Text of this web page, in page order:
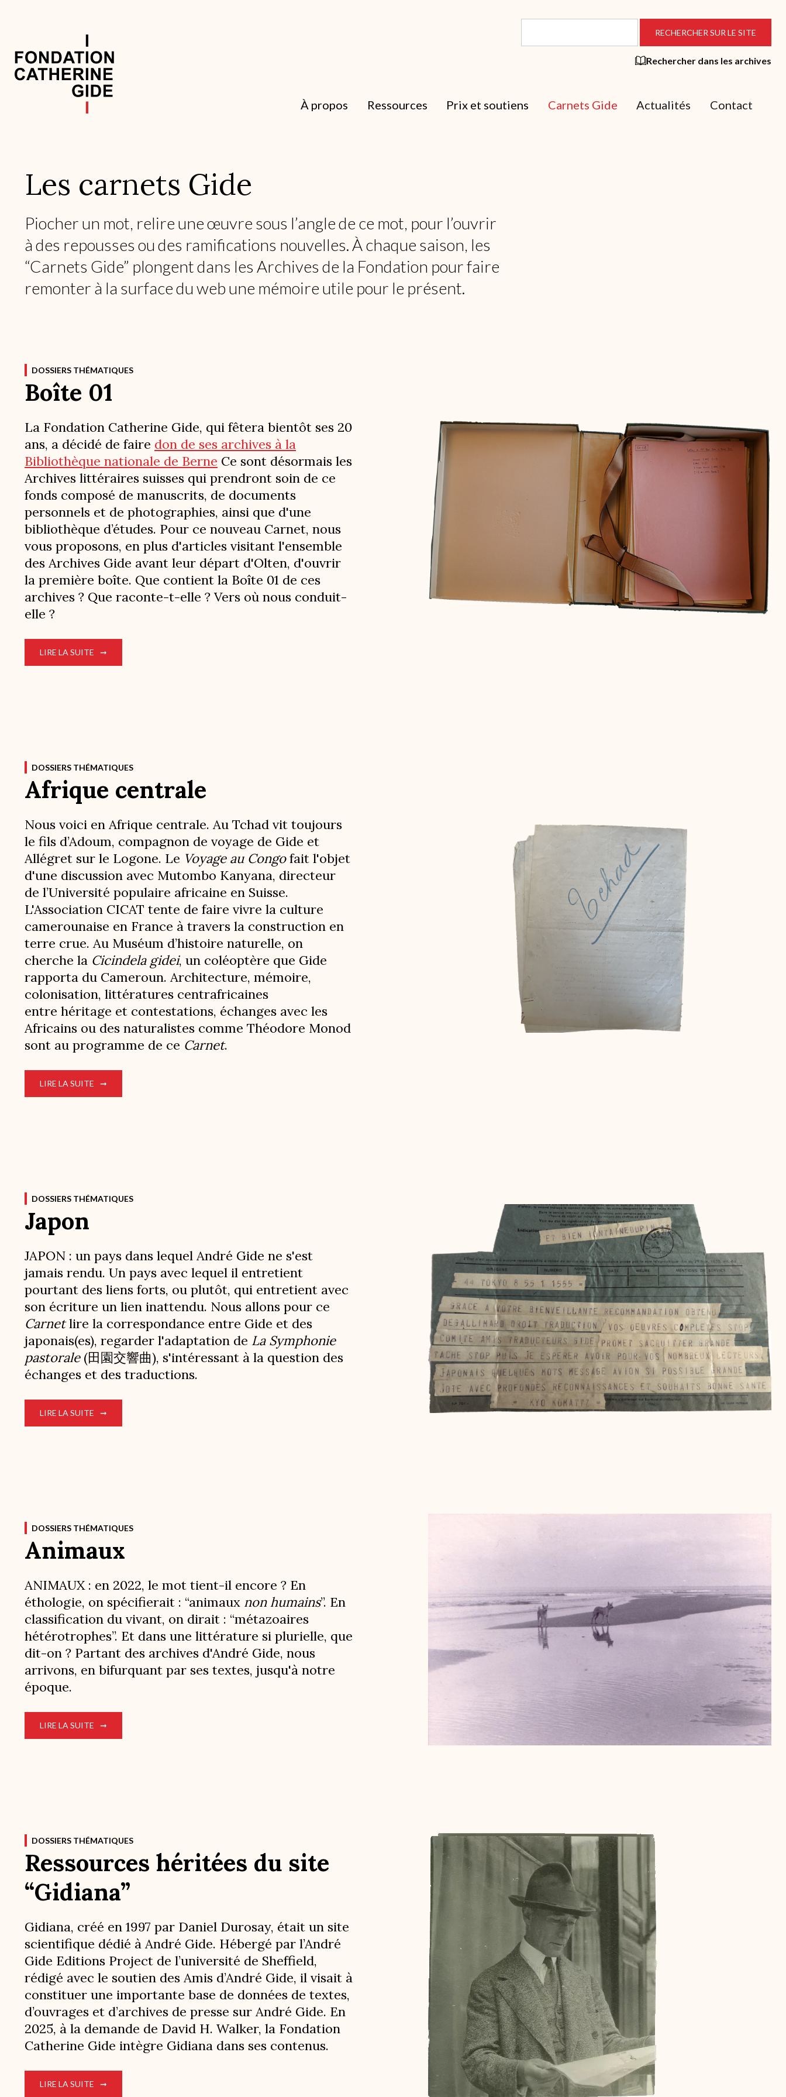
contenu
principal
Rechercher dans les archives
À propos Ressources Prix et soutiens Carnets Gide Actualités Contact
Les carnets Gide
Piocher un mot, relire une œuvre sous l’angle de ce mot, pour l’ouvrir
à des repousses ou des ramifications nouvelles. À chaque saison, les
“Carnets Gide” plongent dans les Archives de la Fondation pour faire
remonter à la surface du web une mémoire utile pour le présent.
DOSSIERS THÉMATIQUES
Boîte 01
La Fondation Catherine Gide, qui fêtera bientôt ses 20
ans, a décidé de faire don de ses archives à la
Bibliothèque nationale de Berne Ce sont désormais les
Archives littéraires suisses qui prendront soin de ce
fonds composé de manuscrits, de documents
personnels et de photographies, ainsi que d'une
bibliothèque d’études. Pour ce nouveau Carnet, nous
vous proposons, en plus d'articles visitant l'ensemble
des Archives Gide avant leur départ d'Olten, d'ouvrir
la première boîte. Que contient la Boîte 01 de ces
archives ? Que raconte-t-elle ? Vers où nous conduit-
elle ?
LIRE LA SUITE
DOSSIERS THÉMATIQUES
Afrique centrale
Nous voici en Afrique centrale. Au Tchad vit toujours
le fils d’Adoum, compagnon de voyage de Gide et
Allégret sur le Logone. Le Voyage au Congofait l'objet
d'une discussion avec Mutombo Kanyana, directeur
de l’Université populaire africaine en Suisse.
L'Association CICAT tente de faire vivre la culture
camerounaise en France à travers la construction en
terre crue. Au Muséum d’histoire naturelle, on
cherche la Cicindela gidei, un coléoptère que Gide
rapporta du Cameroun. Architecture, mémoire,
colonisation, littératures centrafricaines
entre héritage et contestations, échanges avec les
Africains ou des naturalistes comme Théodore Monod
sont au programme de ce Carnet.
LIRE LA SUITE
DOSSIERS THÉMATIQUES
Japon
JAPON : un pays dans lequel André Gide ne s'est
jamais rendu. Un pays avec lequel il entretient
pourtant des liens forts, ou plutôt, qui entretient avec
son écriture un lien inattendu. Nous allons pour ce
Carnetlire la correspondance entre Gide et des
japonais(es), regarder l'adaptation de La Symphonie
pastorale (田園交響曲), s'intéressant à la question des
échanges et des traductions.
LIRE LA SUITE
DOSSIERS THÉMATIQUES
Animaux
ANIMAUX : en 2022, le mot tient-il encore ? En
éthologie, on spécifierait : “animaux non humains”. En
classification du vivant, on dirait : “métazoaires
hétérotrophes”. Et dans une littérature si plurielle, que
dit-on ? Partant des archives d'André Gide, nous
arrivons, en bifurquant par ses textes, jusqu'à notre
époque.
LIRE LA SUITE
DOSSIERS THÉMATIQUES
Ressources héritées du site
“Gidiana”
Gidiana, créé en 1997 par Daniel Durosay, était un site
scientifique dédié à André Gide. Hébergé par l’André
Gide Editions Project de l’université de Sheffield,
rédigé avec le soutien des Amis d’André Gide, il visait à
constituer une importante base de données de textes,
d’ouvrages et d’archives de presse sur André Gide. En
2025, à la demande de David H. Walker, la Fondation
Catherine Gide intègre Gidiana dans ses contenus.
LIRE LA SUITE